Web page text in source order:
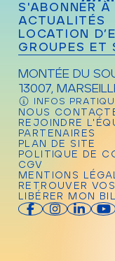
S'ABONNER
ACTUALITÉS
LOCATION
GROUPES ET
MONTÉE DU
13007,
INFOS
NOUS
REJOINDRE
PARTENAIRES
PLAN DE SITE
POLITIQUE DE
CGV
MENTIONS
RETROUVER
LIBÉRER MON